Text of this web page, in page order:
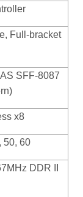
Full-bracket
SFF-8087
x8
50, 60
DDR II